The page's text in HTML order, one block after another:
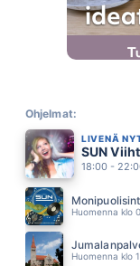
PAULI
14.58
LAURA NÄRHI
14.51
AIVAN ERI
JANI
14.47
KAIJA KOO
14.43
OLLI HALONEN
14.38
Ohjelmat:
LIVENÄ
SUN
18:00 -
Huomenna klo
Huomenna klo